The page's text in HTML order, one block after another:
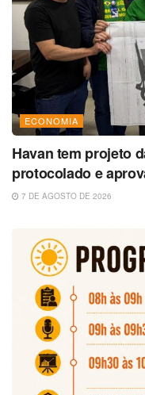
ECONOMIA
Havan tem projeto
protocolado e
7 DE AGOSTO DE 2026